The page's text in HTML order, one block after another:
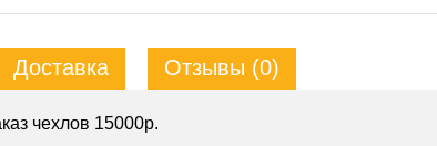
Доставка Отзывы (0)
чехлов 15000р.